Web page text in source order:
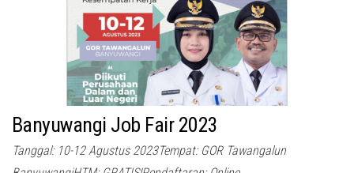
Banyuwangi Job Fair 2023
Tanggal: 10-12 Agustus 2023Tempat: GOR Tawangalun